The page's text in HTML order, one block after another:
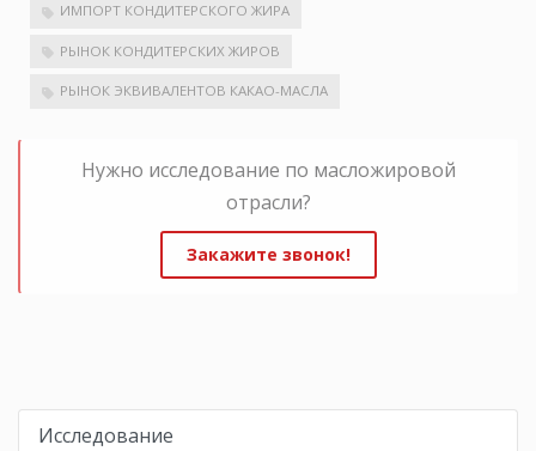
ИМПОРТ КОНДИТЕРСКОГО ЖИРА
РЫНОК КОНДИТЕРСКИХ ЖИРОВ
РЫНОК ЭКВИВАЛЕНТОВ КАКАО-МАСЛА
Нужно исследование по масложировой
отрасли?
Закажите звонок!
Исследование